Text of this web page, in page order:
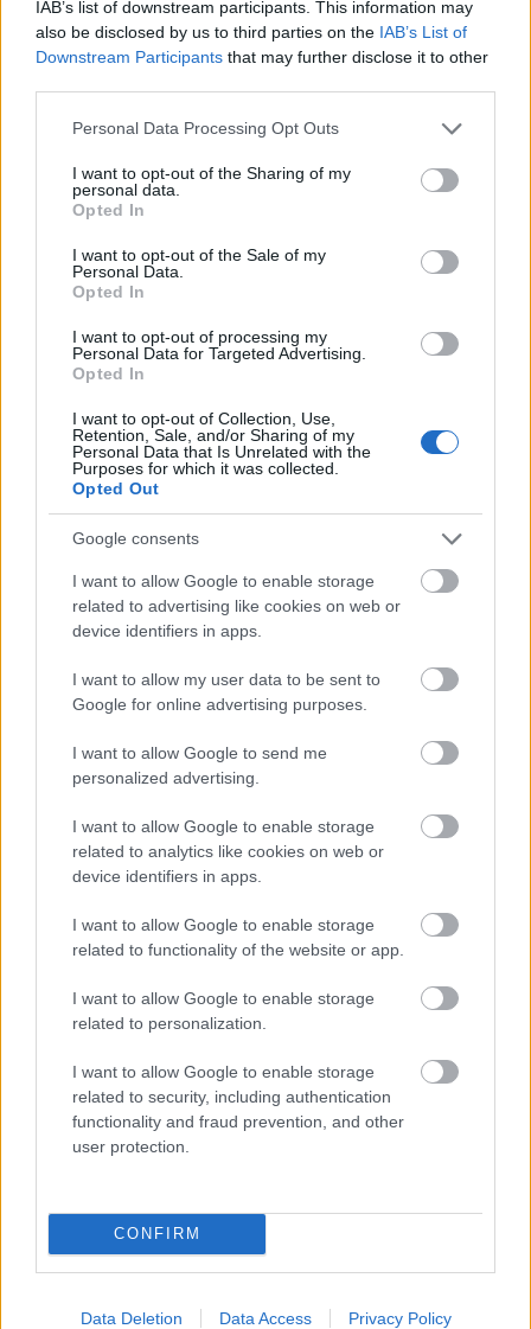
IAB’s list of downstream participants. This information may
also be disclosed by us to third parties on the IAB’s List of
Downstream Participants that may further disclose it to other
Please note that this website/app uses one or more Google
not limited to your visit or usage behaviour. You may click to
grant or deny consent to Google and its third-party tags to
use your data for below specified purposes in below Google
consent section.
Personal Data Processing Opt Outs
I want to opt-out of the Sharing of my
personal data.
Opted In
I want to opt-out of the Sale of my
Personal Data.
Opted In
I want to opt-out of processing my
Personal Data for Targeted Advertising.
Opted In
I want to opt-out of Collection, Use,
Retention, Sale, and/or Sharing of my
Personal Data that Is Unrelated with the
Purposes for which it was collected.
Opted Out
Google consents
I want to allow Google to enable storage
related to advertising like cookies on web or
device identifiers in apps.
I want to allow my user data to be sent to
Google for online advertising purposes.
I want to allow Google to send me
personalized advertising.
I want to allow Google to enable storage
related to analytics like cookies on web or
device identifiers in apps.
I want to allow Google to enable storage
related to functionality of the website or app.
I want to allow Google to enable storage
related to personalization.
I want to allow Google to enable storage
related to security, including authentication
functionality and fraud prevention, and other
user protection.
CONFIRM
Data Deletion Data Access Privacy Policy
Megvan a magyar Bocuse d'Or döntő
világevő•2015. december 13.
Ők hatan küzdenek majd február 18-án azért, hogy a
legjobb majd májusban a Bocuse d'Or Európa
döntőben Budapesten képviselje Magyarországot!
[Itt a következő Világevő Vacsora, akár karácsonyi
ajándéknak is!] Az eddigi lyoni kijutást kiharcoló
versenyzőink…
Itt a francia ellencsapás a San
Pellegrino listára!
világevő•2015. december 12.
Hónapok óta készülnek a franciák egy méltó
szempontból is nagyon problémás San Pellegrino
listát, ami a világ legjobb éttermeit veszi sorba
minden évben. Ismerős a fenti képen látható séf?
Nem? Pedig ő a világ legjobb…